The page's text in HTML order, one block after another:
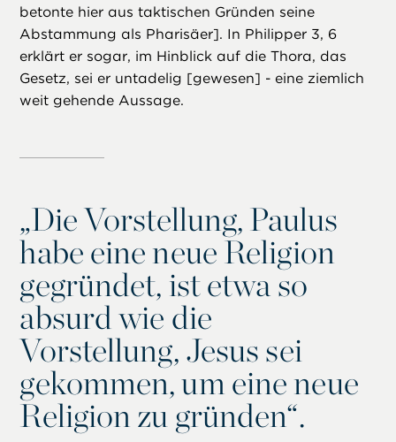
betonte hier aus taktischen Gründen seine
Abstammung als Pharisäer]. In Philipper 3, 6
erklärt er sogar, im Hinblick auf die Thora, das
Gesetz, sei er untadelig [gewesen] - eine ziemlich
weit gehende Aussage.
„Die Vorstellung, Paulus
habe eine neue Religion
gegründet, ist etwa so
absurd wie die
Vorstellung, Jesus sei
gekommen, um eine neue
Religion zu gründen“.